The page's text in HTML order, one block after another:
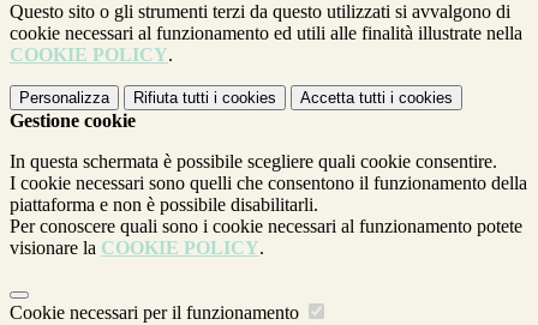
Questo sito o gli strumenti terzi da questo utilizzati si avvalgono di
cookie necessari al funzionamento ed utili alle finalità illustrate nella
COOKIE POLICY.
Personalizza Rifiuta tutti i cookies Accetta tutti i cookies
Gestione cookie
In questa schermata è possibile scegliere quali cookie consentire.
I cookie necessari sono quelli che consentono il funzionamento della
piattaforma e non è possibile disabilitarli.
Per conoscere quali sono i cookie necessari al funzionamento potete
visionare la COOKIE POLICY.
Cookie necessari per il funzionamento